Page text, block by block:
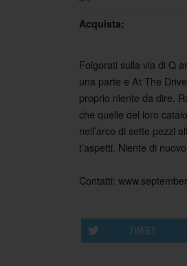
Acquista:
Folgorati sulla via di Q
una parte e At The
proprio niente da dire.
che quelle del loro
nell’arco di sette pezzi
t’aspetti. Niente di
Contatti:
TWEET